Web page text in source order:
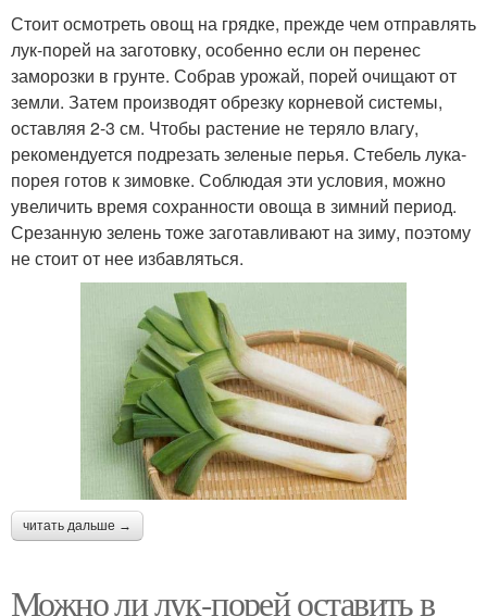
Стоит осмотреть овощ на грядке, прежде чем отправлять
лук-порей на заготовку, особенно если он перенес
заморозки в грунте. Собрав урожай, порей очищают от
земли. Затем производят обрезку корневой системы,
оставляя 2-3 см. Чтобы растение не теряло влагу,
рекомендуется подрезать зеленые перья. Стебель лука-
порея готов к зимовке. Соблюдая эти условия, можно
увеличить время сохранности овоща в зимний период.
Срезанную зелень тоже заготавливают на зиму, поэтому
не стоит от нее избавляться.
читать дальше →
Можно ли лук-порей оставить в